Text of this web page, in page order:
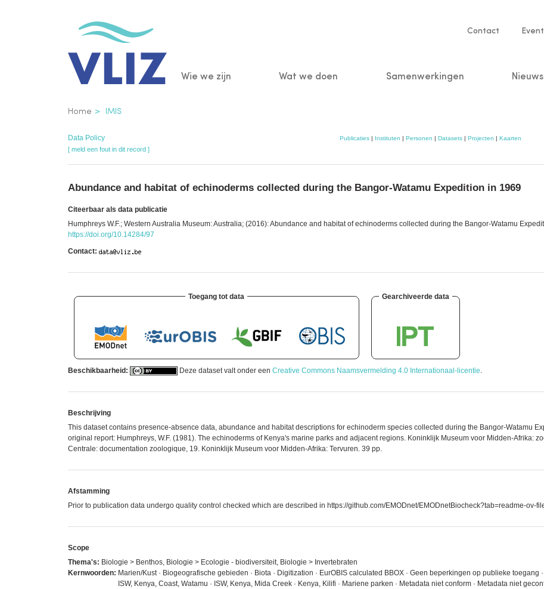
Service
Contact
Main
Wie we zijn Wat we doen Samenwerkingen Nieuws
Kruimelpad
Home IMIS
Data Policy Publicaties| Instituten | Personen | Datasets| Projecten | Kaarten
[ meld een fout in dit record ]
Abundance and habitat of echinoderms collected during the Bangor-Watamu Expedition in 1969
Citeerbaar als data publicatie
Humphreys W.F.; Western Australia Museum: Australia; (2016): Abundance and habitat of echinoderms collected during the Bangor-Watamu
https://doi.org/10.14284/97
Contact:
Toegang tot data Gearchiveerde data
Beschikbaarheid: Deze dataset valt onder een Creative Commons Naamsvermelding 4.0 Internationaal-licentie.
Beschrijving
This dataset contains presence-absence data, abundance and habitat descriptions for echinoderm species collected during the Bangor-Watamu
original report: Humphreys, W.F. (1981). The echinoderms of Kenya's marine parks and adjacent regions. Koninklijk Museum voor Midden-Afrika:
Centrale: documentation zoologique, 19. Koninklijk Museum voor Midden-Afrika: Tervuren. 39 pp.
Afstamming
Prior to publication data undergo quality control checked which are described in https://github.com/EMODnet/EMODnetBiocheck?tab=readme-ov-
Scope
Thema's: Biologie > Benthos, Biologie > Ecologie - biodiversiteit, Biologie > Invertebraten
Kernwoorden: Marien/Kust · Biogeografische gebieden · Biota · Digitization · EurOBIS calculated BBOX · Geen beperkingen op publieke
ISW, Kenya, Coast, Watamu · ISW, Kenya, Mida Creek · Kenya, Kilifi · Mariene parken · Metadata niet conform · Metadata niet